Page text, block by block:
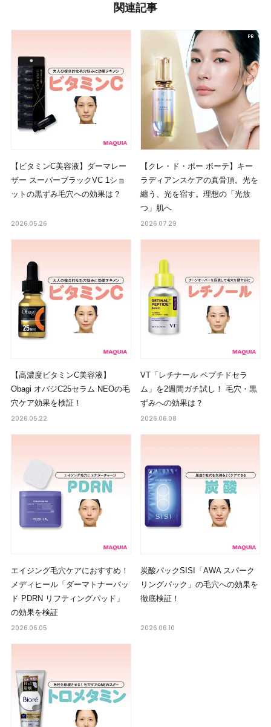
関連記事
【ビタミンC美容液】ダーマレー
ザー スーパーブラックVC 1ショ
ットの黒ずみ毛穴への効果は？
2026.05.26
【クレ・ド・ポー ボーテ】キー
ラディアンスケアの真骨頂。光を
纏う、光を宿す。理想の「光放
つ」肌へ
2026.07.29
【高濃度ビタミンC美容液】
Obagi オバジC25セラム NEOの毛
穴ケア効果を検証！
2026.05.22
VT「レチナール ペプチドセラ
ム」を2週間ガチ試し！ 毛穴・黒
ずみへの効果は？
2026.06.08
エイジング毛穴ケアにおすすめ！
メディヒール「ダーマトナーパッ
ド PDRN リフティングパッド」
の効果を検証
2026.06.05
炭酸パックSISI「AWA スパーク
リングパック」の毛穴への効果を
徹底検証！
2026.06.10